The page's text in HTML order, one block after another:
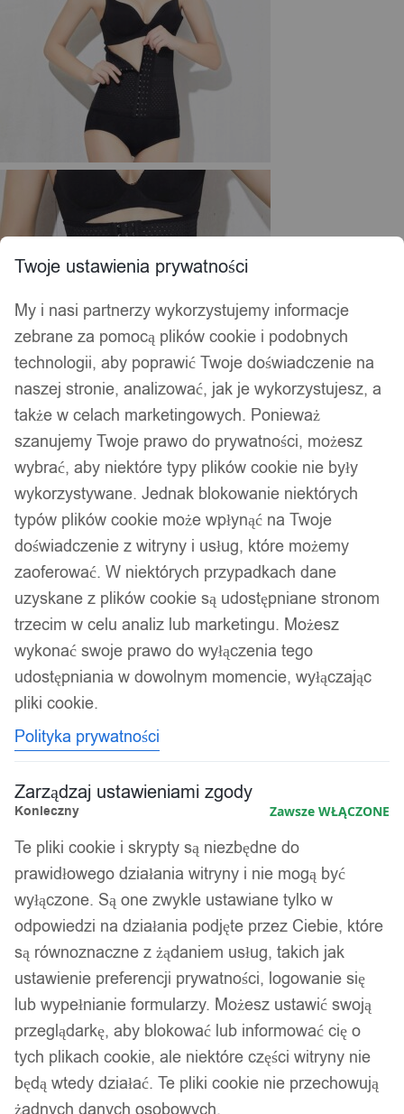
Twoje ustawienia prywatności
My i nasi partnerzy wykorzystujemy informacje
zebrane za pomocą plików cookie i podobnych
technologii, aby poprawić Twoje doświadczenie na
naszej stronie, analizować, jak je wykorzystujesz, a
także w celach marketingowych. Ponieważ
szanujemy Twoje prawo do prywatności, możesz
wybrać, aby niektóre typy plików cookie nie były
wykorzystywane. Jednak blokowanie niektórych
typów plików cookie może wpłynąć na Twoje
doświadczenie z witryny i usług, które możemy
zaoferować. W niektórych przypadkach dane
uzyskane z plików cookie są udostępniane stronom
trzecim w celu analiz lub marketingu. Możesz
wykonać swoje prawo do wyłączenia tego
udostępniania w dowolnym momencie, wyłączając
pliki cookie.
Polityka prywatności
Zarządzaj ustawieniami zgody
Konieczny Zawsze WŁĄCZONE
Te pliki cookie i skrypty są niezbędne do
prawidłowego działania witryny i nie mogą być
wyłączone. Są one zwykle ustawiane tylko w
odpowiedzi na działania podjęte przez Ciebie, które
są równoznaczne z żądaniem usług, takich jak
ustawienie preferencji prywatności, logowanie się
lub wypełnianie formularzy. Możesz ustawić swoją
przeglądarkę, aby blokować lub informować cię o
tych plikach cookie, ale niektóre części witryny nie
będą wtedy działać. Te pliki cookie nie przechowują